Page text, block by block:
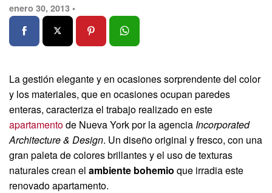
enero 30, 2013 •
La gestión elegante y en ocasiones sorprendente del color
y los materiales, que en ocasiones ocupan paredes
enteras, caracteriza el trabajo realizado en este
apartamento de Nueva York por la agenciaIncorporated
Architecture & Design. Un diseño original y fresco, con una
gran paleta de colores brillantes y el uso de texturas
naturales crean el ambiente bohemio que irradia este
renovado apartamento.